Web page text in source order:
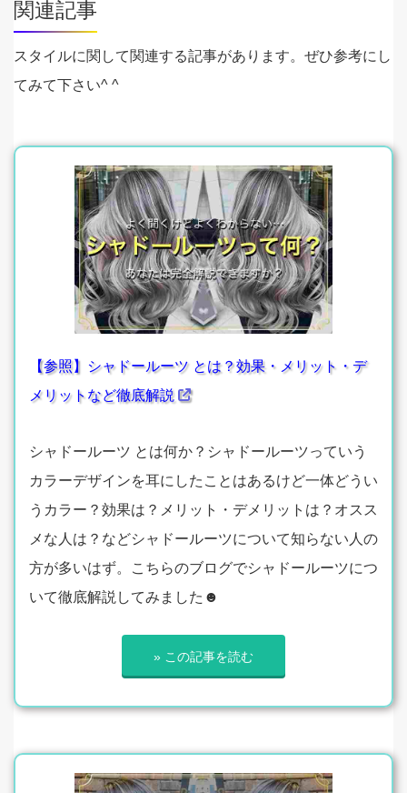
関連記事
スタイルに関して関連する記事があります。ぜひ参考にし
てみて下さい^ ^
【参照】シャドールーツ とは？効果・メリット・デ
メリットなど徹底解説
シャドールーツ とは何か？シャドールーツっていう
カラーデザインを耳にしたことはあるけど一体どうい
うカラー？効果は？メリット・デメリットは？オスス
メな人は？などシャドールーツについて知らない人の
方が多いはず。こちらのブログでシャドールーツにつ
いて徹底解説してみました☻
» この記事を読む